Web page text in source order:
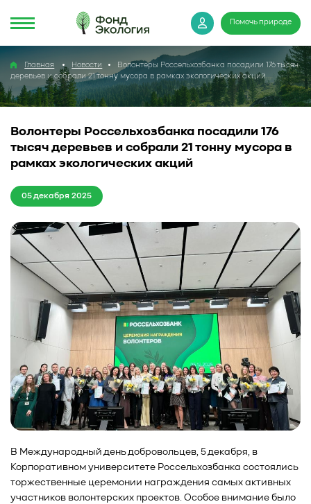
Помочь природе
Главная Новости
Волонтеры Россельхозбанка посадили 176 тысяч
деревьев и собрали 21 тонну мусора в рамках экологических акций
Волонтеры Россельхозбанка посадили 176
тысяч деревьев и собрали 21 тонну мусора в
рамках экологических акций
05 декабря 2025
В Международный день добровольцев, 5 декабря, в
Корпоративном университете Россельхозбанка состоялись
торжественные церемонии награждения самых активных
участников волонтерских проектов. Особое внимание было